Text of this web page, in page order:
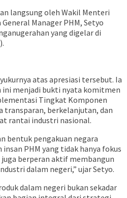
langsung oleh Wakil Menteri
Manager PHM, Setyo
yang digelar di
atas apresiasi tersebut. Ia
ini menjadi bukti nyata komitmen
Tingkat Komponen
transparan, berkelanjutan, dan
rantai industri nasional.
bentuk pengakuan negara
PHM yang tidak hanya fokus
berperan aktif membangun
dalam negeri,” ujar Setyo.
dalam negeri bukan sekadar